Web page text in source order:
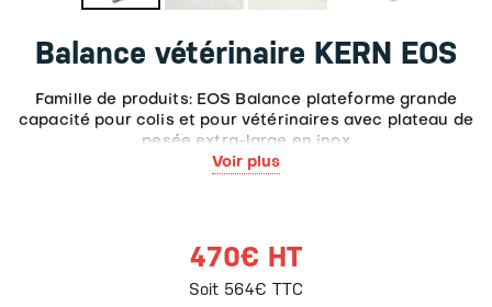
Balance vétérinaire KERN EOS
Famille de produits: EOS Balance plateforme grande
capacité pour colis et pour vétérinaires avec plateau de
pesée extra-large en inox
Voir plus
470€ HT
Soit 564€ TTC